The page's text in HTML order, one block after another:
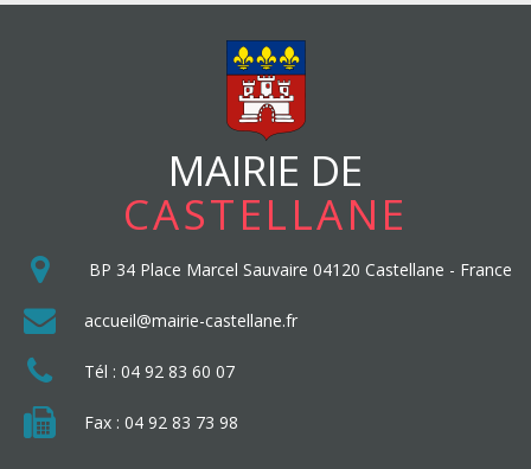
MAIRIE DE
CASTELLANE
BP 34 Place Marcel Sauvaire 04120 Castellane - France
accueil@mairie-castellane.fr
Tél : 04 92 83 60 07
Fax : 04 92 83 73 98